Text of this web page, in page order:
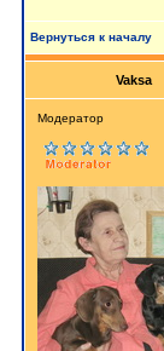
Вернуться к началу
Vaksa
Модератор